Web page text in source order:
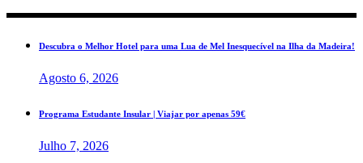
Descubra o Melhor Hotel para uma Lua de Mel Inesquecível na Ilha da Madeira!
Agosto 6, 2026
Programa Estudante Insular | Viajar por apenas 59€
Julho 7, 2026